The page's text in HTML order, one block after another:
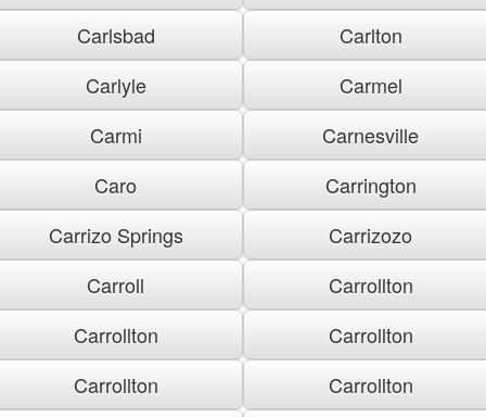
Carlsbad
Carlton
Carlyle
Carmel
Carmi
Carnesville
Caro
Carrington
Carrizo Springs
Carrizozo
Carroll
Carrollton
Carrollton
Carrollton
Carrollton
Carrollton